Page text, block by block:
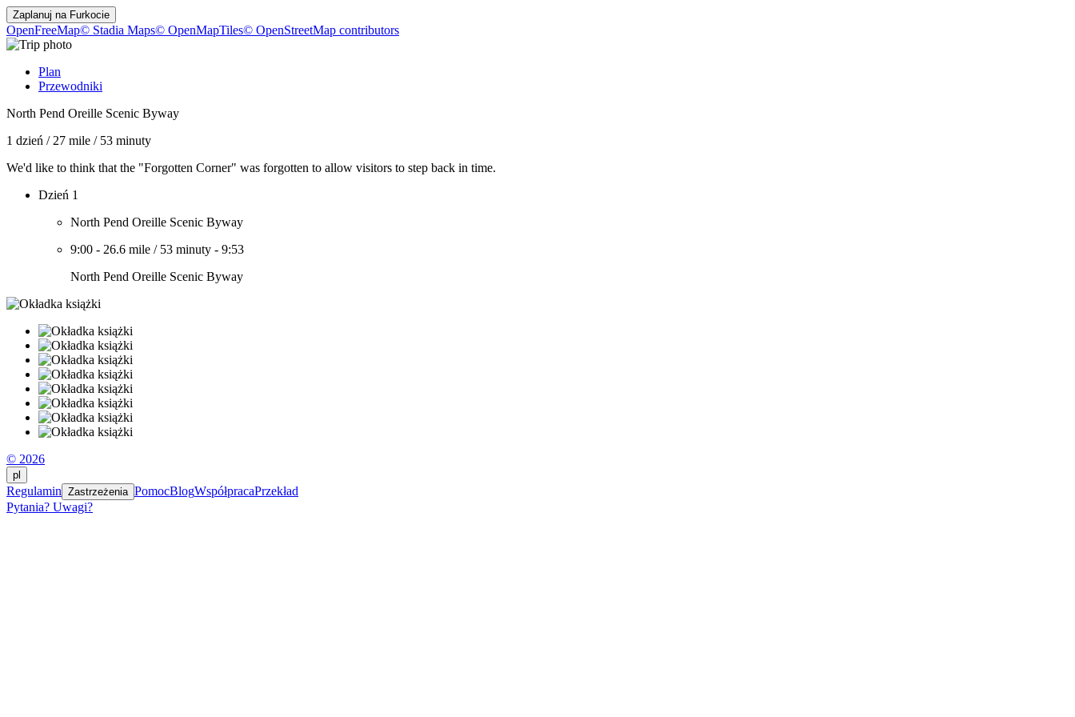
Zaplanuj na Furkocie
OpenFreeMap© Stadia Maps© OpenMapTiles© OpenStreetMap contributors
Plan
Przewodniki
North Pend Oreille Scenic Byway
1 dzień / 27 mile / 53 minuty
We'd like to think that the "Forgotten Corner" was forgotten to allow visitors to step back in time.
Dzień 1
North Pend Oreille Scenic Byway
9:00 - 26.6 mile / 53 minuty - 9:53
North Pend Oreille Scenic Byway
© 2026
pl
Regulamin Zastrzeżenia PomocBlogWspółpracaPrzekład
Pytania? Uwagi?